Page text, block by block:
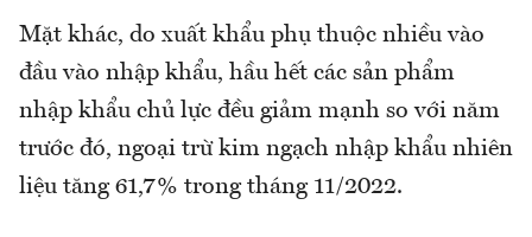
Mặt khác, do xuất khẩu phụ thuộc nhiều vào
đầu vào nhập khẩu, hầu hết các sản phẩm
nhập khẩu chủ lực đều giảm mạnh so với năm
trước đó, ngoại trừ kim ngạch nhập khẩu nhiên
liệu tăng 61,7% trong tháng 11/2022.